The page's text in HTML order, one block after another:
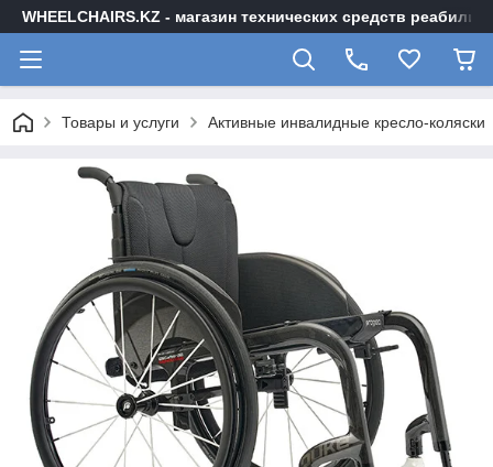
WHEELCHAIRS.KZ - магазин технических средств
Товары и услуги Активные инвалидные кресло-коляски